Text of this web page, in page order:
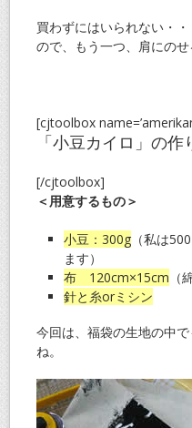
買わずにはいられない・
ので、もう一つ、肩にの
[cjtoolbox
「小豆カイロ」の作
[/cjtoolbox]
＜用意するもの＞
小豆：300g （私は
ます）
布 120cm×15cm （
針と糸orミシン
今回は、福袋の生地の中
ね。